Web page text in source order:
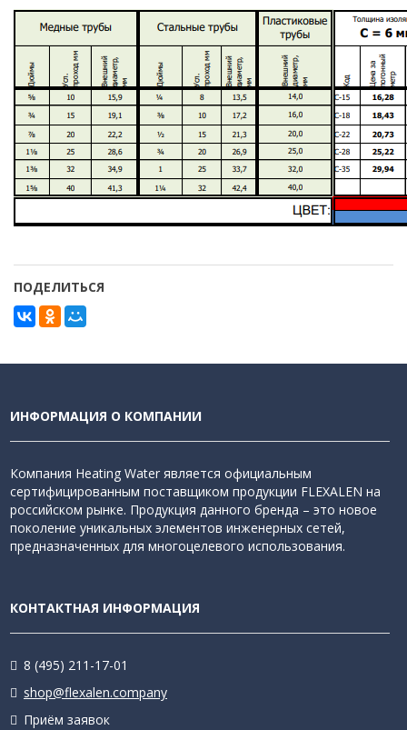
ПОДЕЛИТЬСЯ
ИНФОРМАЦИЯ О КОМПАНИИ
Компания Heating Water является официальным
сертифицированным поставщиком продукции FLEXALEN на
российском рынке. Продукция данного бренда – это новое
поколение уникальных элементов инженерных сетей,
предназначенных для многоцелевого использования.
КОНТАКТНАЯ ИНФОРМАЦИЯ
8 (495) 211-17-01
shop@flexalen.company
Приём заявок